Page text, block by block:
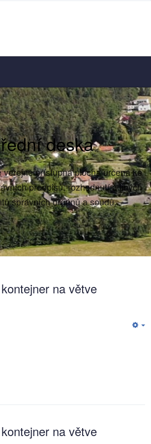
deska
veřejně přístupná plocha určená ke
předpisů, rozhodnutí a jiných
správních orgánů a soudů.
na větve
na větve